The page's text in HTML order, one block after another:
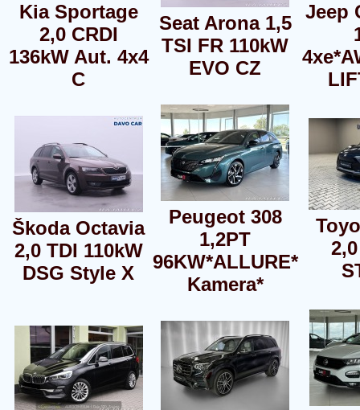
Kia Sportage
2,0 CRDI
136kW Aut. 4x4
C
Seat Arona 1,5
TSI FR 110kW
EVO CZ
Jeep
Škoda Octavia
2,0 TDI 110kW
DSG Style X
Peugeot 308
1,2PT
96KW*ALLURE*
Kamera*